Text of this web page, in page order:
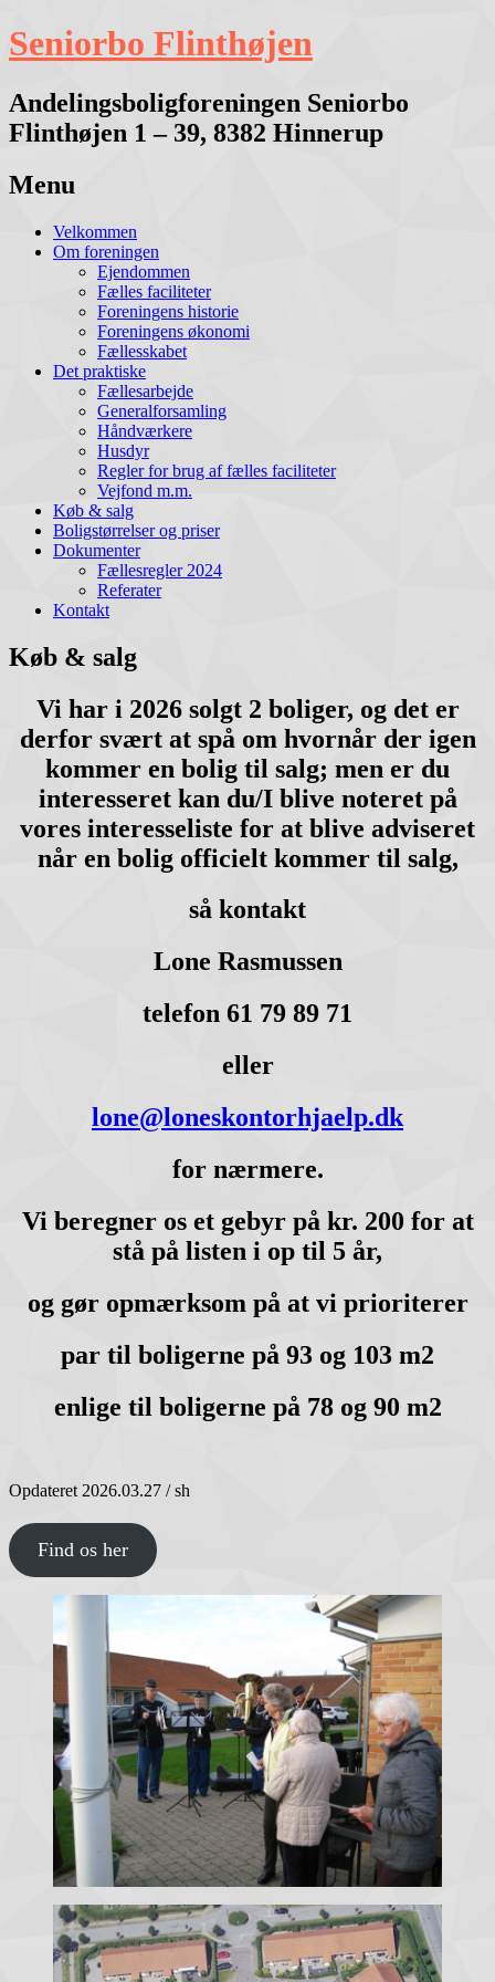
Seniorbo Flinthøjen
Andelingsboligforeningen Seniorbo
Flinthøjen 1 – 39, 8382 Hinnerup
Menu
Velkommen
Om foreningen
Ejendommen
Fælles faciliteter
Foreningens historie
Foreningens økonomi
Fællesskabet
Det praktiske
Fællesarbejde
Generalforsamling
Håndværkere
Husdyr
Regler for brug af fælles faciliteter
Vejfond m.m.
Køb & salg
Boligstørrelser og priser
Dokumenter
Fællesregler 2024
Referater
Kontakt
Køb & salg
Vi har i 2026 solgt 2 boliger, og det er
derfor svært at spå om hvornår der igen
kommer en bolig til salg; men er du
interesseret kan du/I blive noteret på
vores interesseliste for at blive adviseret
når en bolig officielt kommer til salg,
så kontakt
Lone Rasmussen
telefon 61 79 89 71
eller
lone@loneskontorhjaelp.dk
for nærmere.
Vi beregner os et gebyr på kr. 200 for at
stå på listen i op til 5 år,
og gør opmærksom på at vi prioriterer
par til boligerne på 93 og 103 m2
enlige til boligerne på 78 og 90 m2
Opdateret 2026.03.27 / sh
Find os her